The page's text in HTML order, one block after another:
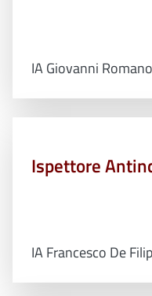
IA Giovanni Romano
Ispettore
IA Francesco De